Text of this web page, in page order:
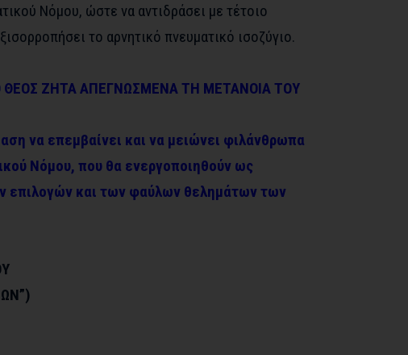
Νόμου, ώστε να αντιδράσει με τέτοιο
το αρνητικό πνευματικό ισοζύγιο.
ΘΕΟΣ ΖΗΤΑ ΑΠΕΓΝΩΣΜΕΝΑ ΤΗ ΜΕΤΑΝΟΙΑ ΤΟΥ
να επεμβαίνει και να μειώνει φιλάνθρωπα
Νόμου, που θα ενεργοποιηθούν ως
επιλογών και των φαύλων θελημάτων των